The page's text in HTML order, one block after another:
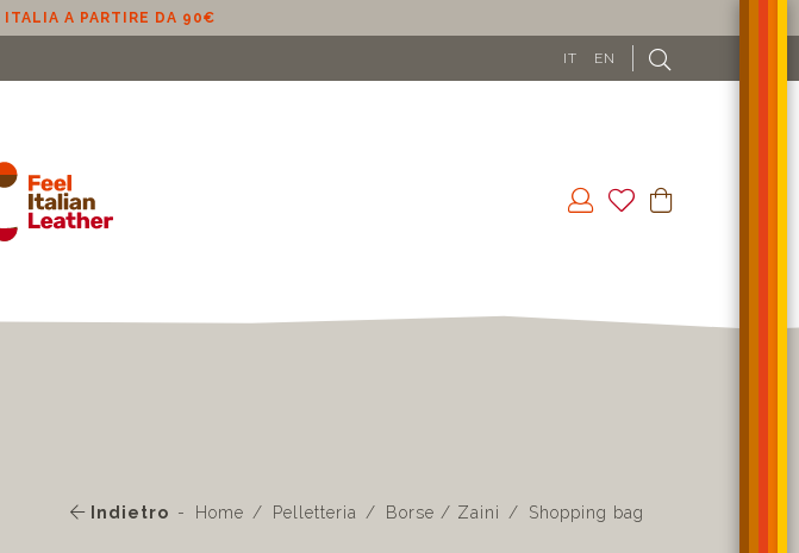
A PARTIRE DA 90€
IT EN
Indietro Home Pelletteria Borse / Zaini Shopping bag